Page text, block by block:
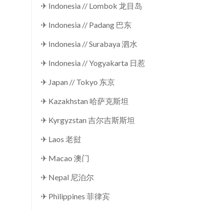
✈ Indonesia // Lombok 龙目岛
✈ Indonesia // Padang 巴东
✈ Indonesia // Surabaya 泗水
✈ Indonesia // Yogyakarta 日惹
✈ Japan // Tokyo 东京
✈ Kazakhstan 哈萨克斯坦
✈ Kyrgyzstan 吉尔吉斯斯坦
✈ Laos 老挝
✈ Macao 澳门
✈ Nepal 尼泊尔
✈ Philippines 菲律宾